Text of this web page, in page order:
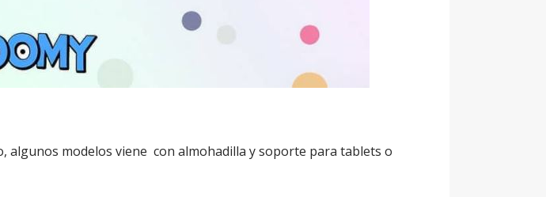
algunos modelos viene con almohadilla y soporte para tablets o